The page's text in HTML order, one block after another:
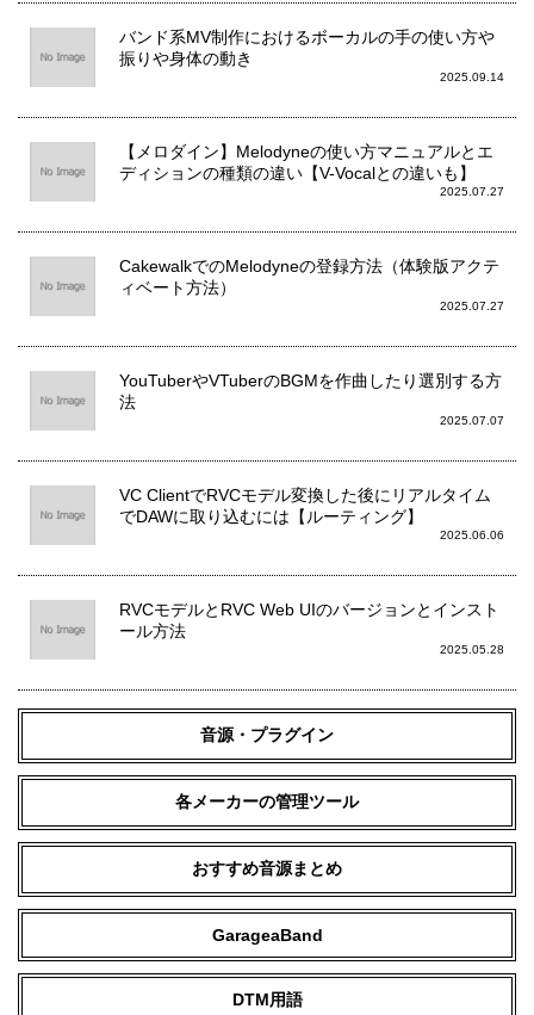
バンド系MV制作におけるボーカルの手の使い方や
振りや身体の動き
2025.09.14
【メロダイン】Melodyneの使い方マニュアルとエ
ディションの種類の違い【V-Vocalとの違いも】
2025.07.27
CakewalkでのMelodyneの登録方法（体験版アクテ
ィベート方法）
2025.07.27
YouTuberやVTuberのBGMを作曲したり選別する方
法
2025.07.07
VC ClientでRVCモデル変換した後にリアルタイム
でDAWに取り込むには【ルーティング】
2025.06.06
RVCモデルとRVC Web UIのバージョンとインスト
ール方法
2025.05.28
音源・プラグイン
各メーカーの管理ツール
おすすめ音源まとめ
GarageaBand
DTM用語